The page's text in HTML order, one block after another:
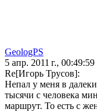
GeologPS
5 апр. 2011 г., 00:49:59
Re[Игорь Трусов]:
Непал у меня в
тысячи с человека
маршрут. То есть с